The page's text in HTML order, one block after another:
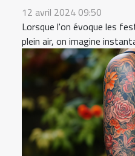
12 avril 2024 09:50
Lorsque l'on évoque les
plein air, on imagine